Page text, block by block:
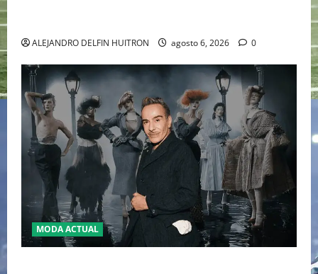
ALEJANDRO DELFIN HUITRON agosto 6, 2026 0
MODA ACTUAL